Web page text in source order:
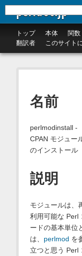
perldoc.jp
トップ 本体 関数
翻訳者
このサイト
名前
perlmodinstall -
CPAN モジュー
のインストール
説明
モジュールは、
利用可能な Perl
ードの基本単位
は、 perlmod を
立つと思う Perl